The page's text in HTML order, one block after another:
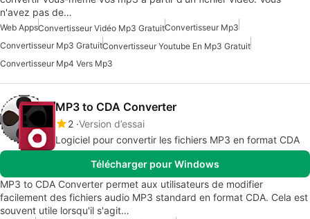
n'avez pas de…
Web AppsConvertisseur Vidéo Mp3 GratuitConvertisseur Mp3
Convertisseur Mp3 GratuitConvertisseur Youtube En Mp3 Gratuit
Convertisseur Mp4 Vers Mp3
MP3 to CDA Converter
2 Version d’essai
Logiciel pour convertir les fichiers MP3 en format CDA
Télécharger pour Windows
MP3 to CDA Converter permet aux utilisateurs de modifier
facilement des fichiers audio MP3 standard en format CDA. Cela est
souvent utile lorsqu'il s'agit…